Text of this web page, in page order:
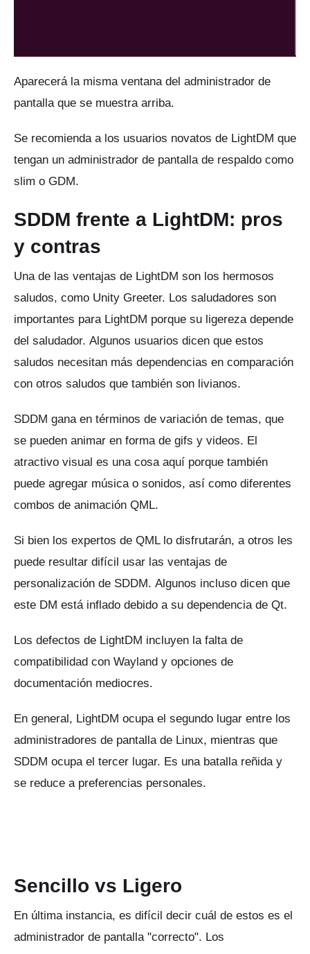
Aparecerá la misma ventana del administrador de
pantalla que se muestra arriba.
Se recomienda a los usuarios novatos de LightDM que
tengan un administrador de pantalla de respaldo como
slim o GDM.
SDDM frente a LightDM: pros
y contras
Una de las ventajas de LightDM son los hermosos
saludos, como Unity Greeter. Los saludadores son
importantes para LightDM porque su ligereza depende
del saludador. Algunos usuarios dicen que estos
saludos necesitan más dependencias en comparación
con otros saludos que también son livianos.
SDDM gana en términos de variación de temas, que
se pueden animar en forma de gifs y videos. El
atractivo visual es una cosa aquí porque también
puede agregar música o sonidos, así como diferentes
combos de animación QML.
Si bien los expertos de QML lo disfrutarán, a otros les
puede resultar difícil usar las ventajas de
personalización de SDDM. Algunos incluso dicen que
este DM está inflado debido a su dependencia de Qt.
Los defectos de LightDM incluyen la falta de
compatibilidad con Wayland y opciones de
documentación mediocres.
En general, LightDM ocupa el segundo lugar entre los
administradores de pantalla de Linux, mientras que
SDDM ocupa el tercer lugar. Es una batalla reñida y
se reduce a preferencias personales.
Sencillo vs Ligero
En última instancia, es difícil decir cuál de estos es el
administrador de pantalla "correcto". Los